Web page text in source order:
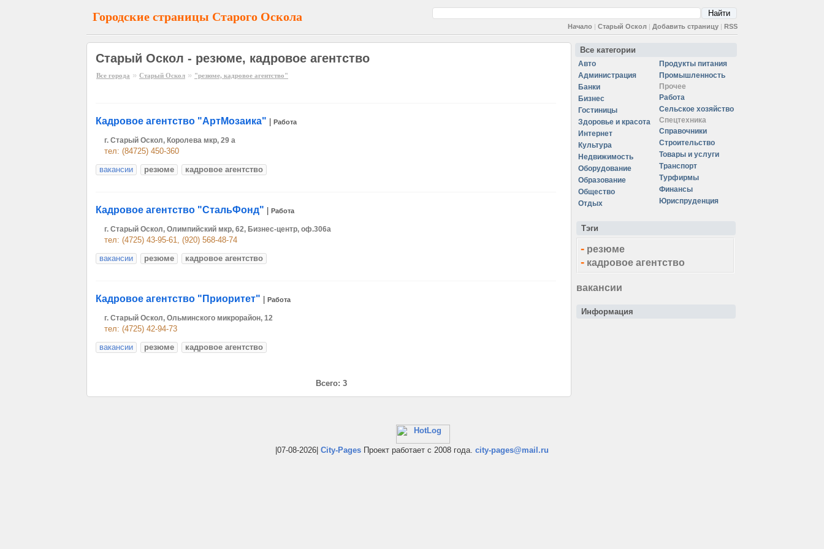
Городские страницы Старого Оскола
Начало | Старый Оскол | Добавить страницу | RSS
Старый Оскол - резюме, кадровое агентство
Все города » Старый Оскол » "резюме, кадровое агентство"
Кадровое агентство "АртМозаика" Работа
г. Старый Оскол, Королева мкр, 29 а
тел: (84725) 450-360
вакансии
резюме кадровое агентство
Кадровое агентство "СтальФонд" Работа
г. Старый Оскол, Олимпийский мкр, 62, Бизнес-центр, оф.306а
тел: (4725) 43-95-61, (920) 568-48-74
вакансии
резюме кадровое агентство
Кадровое агентство "Приоритет" Работа
г. Старый Оскол, Ольминского микрорайон, 12
тел: (4725) 42-94-73
вакансии
резюме кадровое агентство
Всего: 3
Все категории
Авто
Администрация
Банки
Бизнес
Гостиницы
Здоровье и красота
Интернет
Культура
Недвижимость
Оборудование
Образование
Общество
Отдых
Продукты питания
Промышленность
Прочее
Работа
Сельское хозяйство
Спецтехника
Справочники
Строительство
Товары и услуги
Транспорт
Турфирмы
Финансы
Юриспруденция
Тэги
- резюме
- кадровое агентство
вакансии
Информация
|07-08-2026| City-Pages Проект работает с 2008 года. city-pages@mail.ru